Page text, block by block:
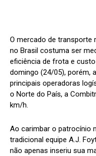
O mercado de transporte
no Brasil costuma ser
eficiência de frota e
domingo (24/05), porém,
principais operadoras
o Norte do País, a
km/h.
Ao carimbar o patrocínio
tradicional equipe A.J.
não apenas inseriu sua